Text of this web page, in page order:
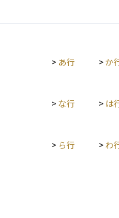
含んでいます。 単なる財産の分け方だけでなく、生前の計画や
> あ行 >か
> な行 > は
> ら行 > わ